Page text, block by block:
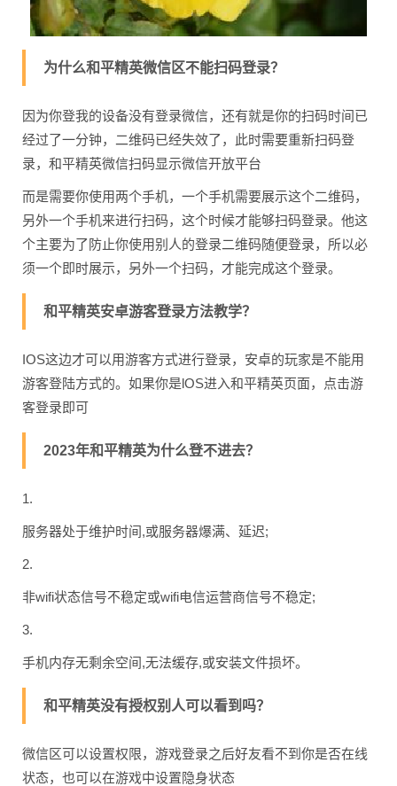
为什么和平精英微信区不能扫码登录？
因为你登我的设备没有登录微信，还有就是你的扫码时间已
经过了一分钟，二维码已经失效了，此时需要重新扫码登
录，和平精英微信扫码显示微信开放平台
而是需要你使用两个手机，一个手机需要展示这个二维码，
另外一个手机来进行扫码，这个时候才能够扫码登录。他这
个主要为了防止你使用别人的登录二维码随便登录，所以必
须一个即时展示，另外一个扫码，才能完成这个登录。
和平精英安卓游客登录方法教学？
IOS这边才可以用游客方式进行登录，安卓的玩家是不能用
游客登陆方式的。如果你是lOS进入和平精英页面，点击游
客登录即可
2023年和平精英为什么登不进去？
1.
服务器处于维护时间,或服务器爆满、延迟;
2.
非wifi状态信号不稳定或wifi电信运营商信号不稳定;
3.
手机内存无剩余空间,无法缓存,或安装文件损坏。
和平精英没有授权别人可以看到吗？
微信区可以设置权限，游戏登录之后好友看不到你是否在线
状态，也可以在游戏中设置隐身状态